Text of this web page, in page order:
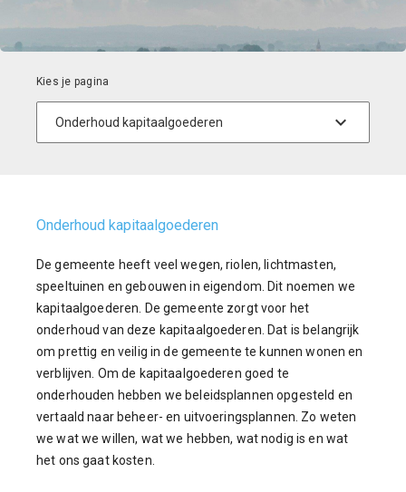
Onderhoud kapitaalgoederen
De gemeente heeft veel wegen, riolen, lichtmasten,
speeltuinen en gebouwen in eigendom. Dit noemen we
kapitaalgoederen. De gemeente zorgt voor het
onderhoud van deze kapitaalgoederen. Dat is belangrijk
om prettig en veilig in de gemeente te kunnen wonen en
verblijven. Om de kapitaalgoederen goed te
onderhouden hebben we beleidsplannen opgesteld en
vertaald naar beheer- en uitvoeringsplannen. Zo weten
we wat we willen, wat we hebben, wat nodig is en wat
het ons gaat kosten.